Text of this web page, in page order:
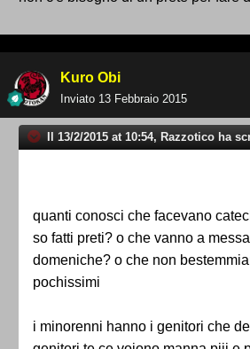
Kuro Obi
Inviato 13 Febbraio 2015
Il 13/2/2015 at 10:54, Razzotico ha
quanti conosci che facevano
so fatti preti? o che vanno a
domeniche? o che non
pochissimi
i minorenni hanno i genitori che